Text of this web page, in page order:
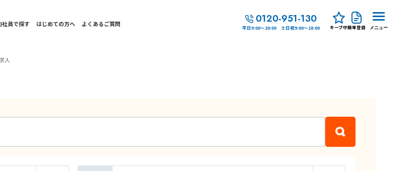
社員で探す はじめての方へ よくあるご質問 0120-951-130
平日9:00～20:00 土日祝9:00～18:00 キープ中簡単登録 メニュー
人